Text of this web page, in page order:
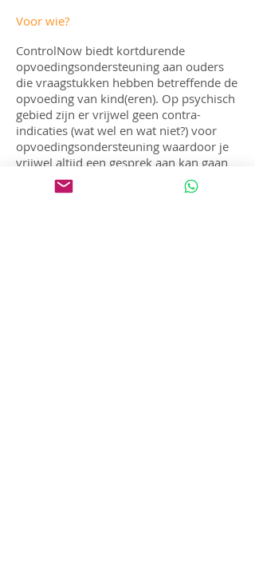
Voor wie?
ControlNow biedt kortdurende
opvoedingsondersteuning aan ouders
die vraagstukken hebben betreffende de
opvoeding van kind(eren). Op psychisch
gebied zijn er vrijwel geen contra-
indicaties (wat wel en wat niet?) voor
opvoedingsondersteuning waardoor je
vrijwel altijd een gesprek aan kan gaan
omtrent opvoedingsondersteuning voor
opgroeiende kinderen elke